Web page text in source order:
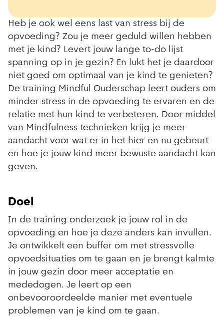
Heb je ook wel eens last van stress bij de
opvoeding? Zou je meer geduld willen hebben
met je kind? Levert jouw lange to-do lijst
spanning op in je gezin? En lukt het je daardoor
niet goed om optimaal van je kind te genieten?
De training Mindful Ouderschap leert ouders om
minder stress in de opvoeding te ervaren en de
relatie met hun kind te verbeteren. Door middel
van Mindfulness technieken krijg je meer
aandacht voor wat er in het hier en nu gebeurt
en hoe je jouw kind meer bewuste aandacht kan
geven.
Doel
In de training onderzoek je jouw rol in de
opvoeding en hoe je deze anders kan invullen.
Je ontwikkelt een buffer om met stressvolle
opvoedsituaties om te gaan en je brengt kalmte
in jouw gezin door meer acceptatie en
mededogen. Je leert op een
onbevooroordeelde manier met eventuele
problemen van je kind om te gaan.